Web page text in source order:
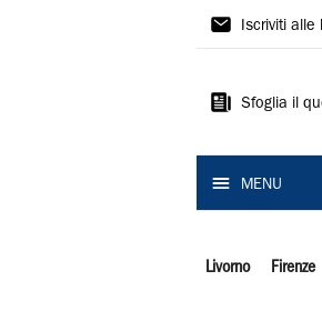
Il
Iscriviti alle
Sfoglia il
MENU
Livorno Firenze